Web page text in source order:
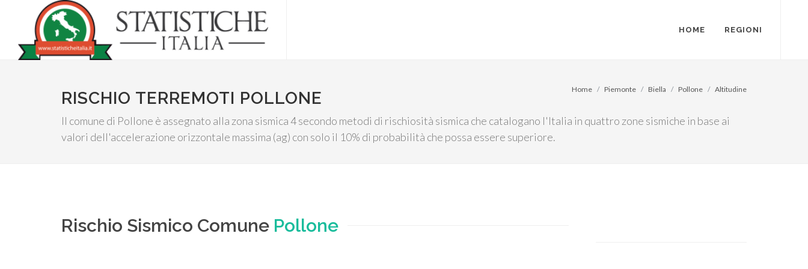
HOME REGIONI
RISCHIO TERREMOTI POLLONE
Il comune di Pollone è assegnato alla zona sismica 4 secondo metodi di rischiosità sismica che catalogano l'Italia in quattro zone sismiche in base ai
valori dell'accelerazione orizzontale massima (ag) con solo il 10% di probabilità che possa essere superiore.
Home Piemonte Biella Pollone Altitudine
Rischio Sismico Comune Pollone